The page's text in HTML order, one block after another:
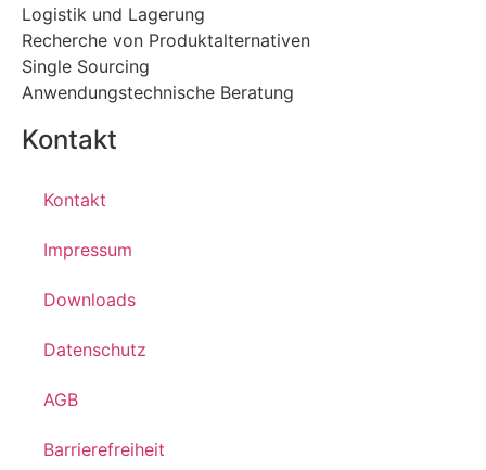
Logistik und Lagerung
Recherche von Produktalternativen
Single Sourcing
Anwendungstechnische Beratung
Kontakt
Kontakt
Impressum
Downloads
Datenschutz
AGB
Barrierefreiheit